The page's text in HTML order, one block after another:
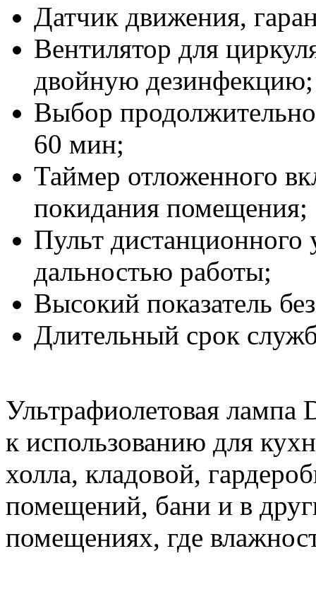
Датчик движения,
Вентилятор для
двойную дезинфекцию;
Выбор
60 мин;
Таймер отложенного
покидания помещения;
Пульт
дальностью работы;
Высокий показатель
Длительный срок
Ультрафиолетовая лампа
к использованию для
холла, кладовой,
помещений, бани и в
помещениях, где